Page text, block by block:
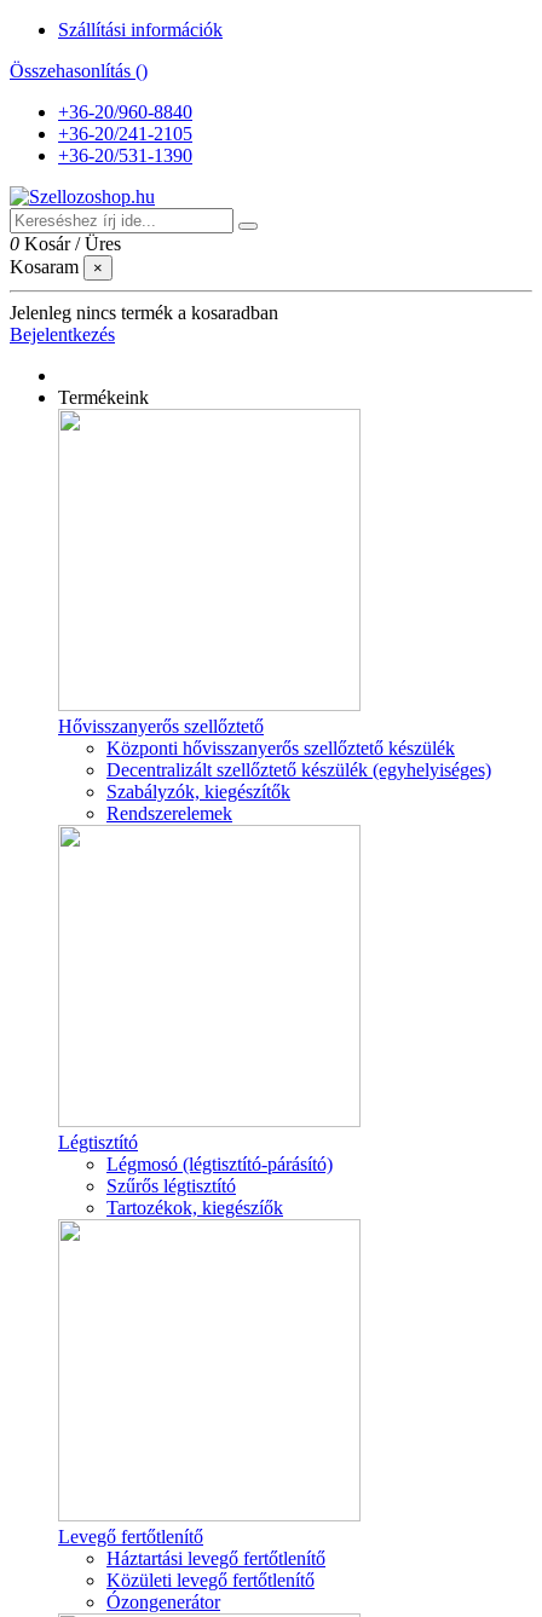
Szállítási információk
Összehasonlítás ()
+36-20/960-8840
+36-20/241-2105
+36-20/531-1390
0 Kosár /Üres
Kosaram
×
Jelenleg nincs termék a kosaradban
Bejelentkezés
Termékeink
Hővisszanyerős szellőztető
Központi hővisszanyerős szellőztető készülék
Decentralizált szellőztető készülék (egyhelyiséges)
Szabályzók, kiegészítők
Rendszerelemek
Légtisztító
Légmosó (légtisztító-párásító)
Szűrős légtisztító
Tartozékok, kiegészíők
Levegő fertőtlenítő
Háztartási levegő fertőtlenítő
Közületi levegő fertőtlenítő
Ózongenerátor